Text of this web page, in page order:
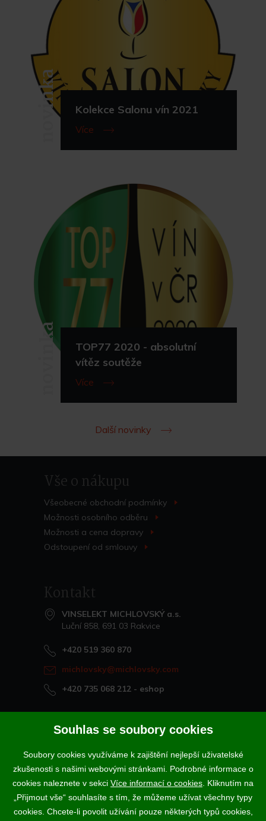
Kolekce Salonu vín 2021
novinka Více
TOP77 2020 - absolutní
vítěz soutěže
novinka Více
Další novinky
Vše o nákupu
Všeobecné obchodní podmínky
Možnosti osobního odběru
Možnosti a cena dopravy
Odstoupení od smlouvy
Kontakt
VINSELEKT MICHLOVSKÝ a.s.
Luční 858, 691 03 Rakvice
+420 519 360 870
michlovsky@michlovsky.com
+420 735 068 212 - eshop
Naše vína offline
Vinotéka Rakvice
>
Vinotéky a degustační centra
>
Podle zákona o evidenci tržeb je prodávající povinen vystavit
kupujícímu účtenku. Zároveň je povinen zaevidovat přijatou tržbu u
Souhlas se soubory cookies
Soubory cookies využíváme k zajištění nejlepší uživatelské
zkušenosti s našimi webovými stránkami. Podrobné informace o
cookies naleznete v sekci Více informací o cookies . Kliknutím na
„Přijmout vše“ souhlasíte s tím, že můžeme užívat všechny typy
cookies. Chcete-li povolit užívání pouze některých typů cookies,